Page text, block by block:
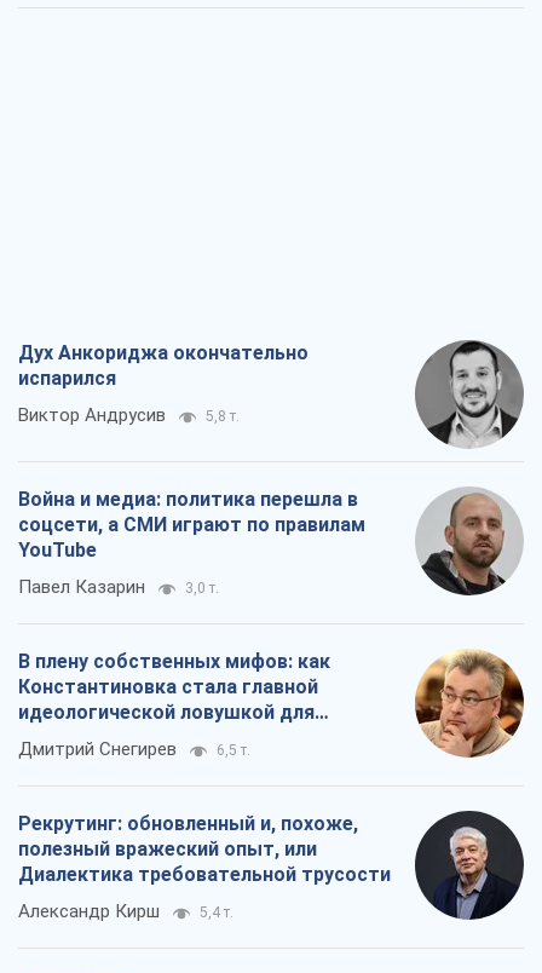
Дух Анкориджа окончательно
испарился
Виктор Андрусив 5,8 т.
Война и медиа: политика перешла в
соцсети, а СМИ играют по правилам
YouTube
Павел Казарин 3,0 т.
В плену собственных мифов: как
Константиновка стала главной
идеологической ловушкой для
российских оккупантов
Дмитрий Снегирев 6,5 т.
Рекрутинг: обновленный и, похоже,
полезный вражеский опыт, или
Диалектика требовательной трусости
Александр Кирш 5,4 т.